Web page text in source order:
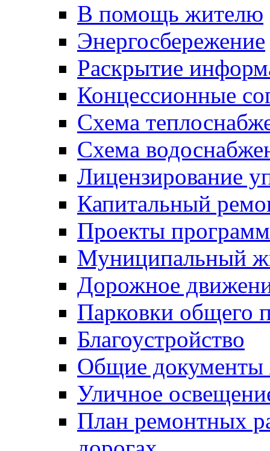
В помощь жителю
Энергосбережение
Раскрытие
Концессионные
Схема
Схема
Лицензирование
Капитальный
Проекты программ
Муниципальный
Дорожное
Парковки общего
Благоустройство
Общие
Уличное
План ремонтных